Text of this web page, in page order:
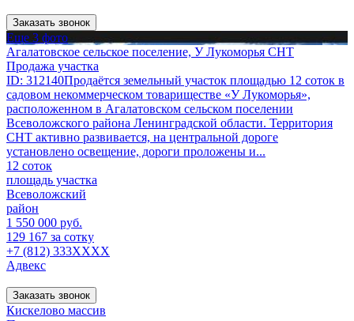
Заказать звонок
Еще 3 фото
Агалатовское сельское поселение, У Лукоморья СНТ
Продажа участка
ID: 312140Продаётся земельный участок площадью 12 соток в
садовом некоммерческом товариществе «У Лукоморья»,
расположенном в Агалатовском сельском поселении
Всеволожского района Ленинградской области. Территория
СНТ активно развивается, на центральной дороге
установлено освещение, дороги проложены и...
12 соток
площадь участка
Всеволожский
район
1 550 000 руб.
129 167 за сотку
+7 (812) 333XXXX
Адвекс
Заказать звонок
Кискелово массив